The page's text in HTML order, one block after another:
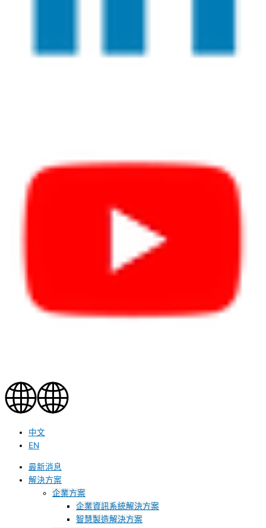
中文
EN
最新消息
解決方案
企業方案
企業資訊系統解決方案
智慧製造解決方案